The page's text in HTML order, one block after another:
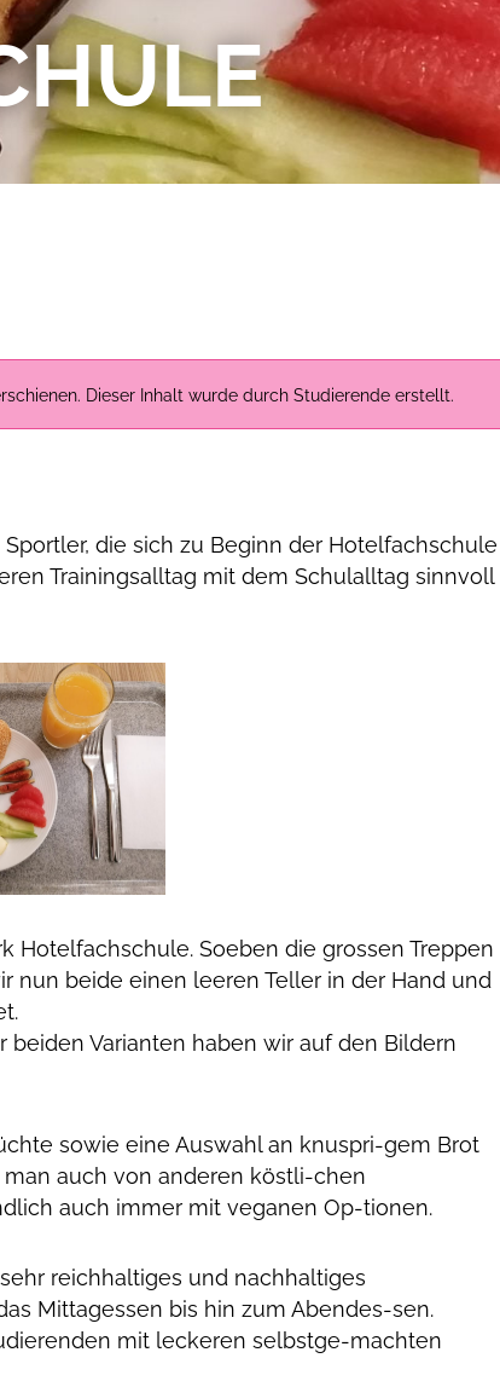
Dieser Inhalt wurde durch Studierende erstellt.
die sich zu Beginn der Hotelfachschule
Trainingsalltag mit dem Schulalltag sinnvoll
Hotelfachschule. Soeben die grossen Treppen
nun beide einen leeren Teller in der Hand und
Varianten haben wir auf den Bildern
sowie eine Auswahl an knuspri-gem Brot
auch von anderen köstli-chen
auch immer mit veganen Op-tionen.
reichhaltiges und nachhaltiges
Mittagessen bis hin zum Abendes-sen.
mit leckeren selbstge-machten